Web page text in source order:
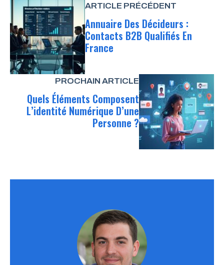
ARTICLE PRÉCÉDENT
Annuaire Des Décideurs :
Contacts B2B Qualifiés En
France
PROCHAIN ARTICLE
Quels Éléments Composent
L’identité Numérique D’une
Personne ?